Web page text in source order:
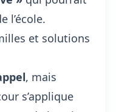
l’école.
et solutions
, mais
s’applique